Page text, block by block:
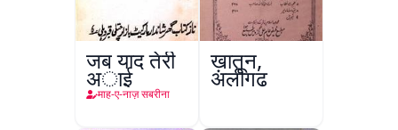
जब याद तेरी
अाई
माह-ए-नाज़ सबरीना
ख़ातून,
अलीगढ़